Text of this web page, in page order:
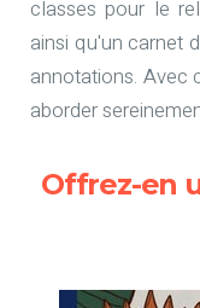
classes pour le
ainsi qu'un carnet
annotations. Avec
aborder
Offrez-en